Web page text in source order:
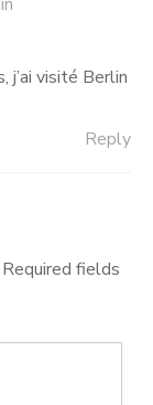
j’ai visité Berlin
Reply
Required fields